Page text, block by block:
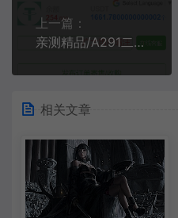
上一篇：
亲测精品/A291二开版多语言USDT OTC场外交易平台开发 | 支持三方支付的USDT买卖交易系统搭建
相关文章